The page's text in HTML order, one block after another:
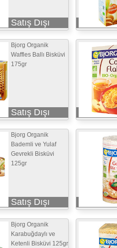
Satış Dışı
Bjorg Organik
Waffles Ballı Bisküvi
175gr
Satış Dışı
Bjorg Organik
Bademli ve Yulaf
Gevrekli Bisküvi
125gr
Satış Dışı
Bjorg Organik
Karabuğdaylı ve
Ketenli Bisküvi 125gr